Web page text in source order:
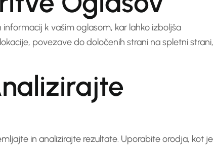
k vašim oglasom, kar lahko izboljša
povezave do določenih strani na spletni strani,
in analizirajte rezultate. Uporabite orodja, kot je